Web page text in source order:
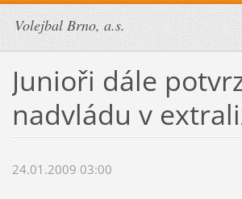
Volejbal Brno, a.s.
Junioři dále
nadvládu v
24.01.2009 03:00